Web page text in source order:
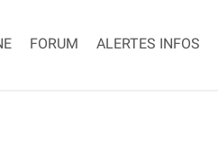
FORUM ALERTES INFOS